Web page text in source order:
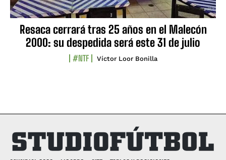
Resaca cerrará tras 25 años en el Malecón
2000: su despedida será este 31 de julio
#NTF Víctor Loor Bonilla